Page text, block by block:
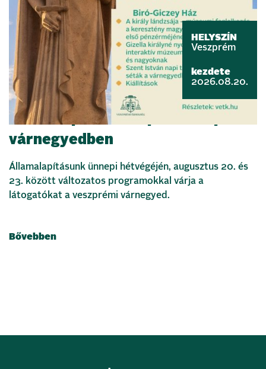
HELYSZÍN
Veszprém
kezdete
2026.08.20.
Államalapítás ünnepe a veszprémi
várnegyedben
Államalapításunk ünnepi hétvégéjén, augusztus 20. és
23. között változatos programokkal várja a
látogatókat a veszprémi várnegyed.
Bővebben